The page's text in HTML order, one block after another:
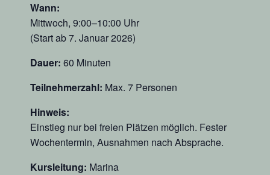
Wann:
Mittwoch, 9:00–10:00 Uhr
(Start ab 7. Januar 2026)
Dauer: 60 Minuten
Teilnehmerzahl: Max. 7 Personen
Hinweis:
Einstieg nur bei freien Plätzen möglich. Fester
Wochentermin, Ausnahmen nach Absprache.
Kursleitung: Marina